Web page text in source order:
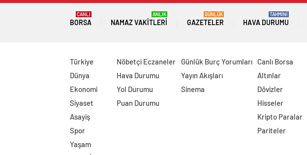
BORSA
CANLI
NAMAZ VAKITLERI
ANLIK
GAZETELER
GÜNLÜK
HAVA DURUMU
TAHMİNİ
Türkiye
Dünya
Ekonomi
Siyaset
Asayiş
Spor
Yaşam
Nöbetçi Eczaneler
Hava Durumu
Yol Durumu
Puan Durumu
Günlük Burç Yorumları
Yayın Akışları
Sinema
Canlı Borsa
Altınlar
Dövizler
Hisseler
Kripto Paralar
Pariteler